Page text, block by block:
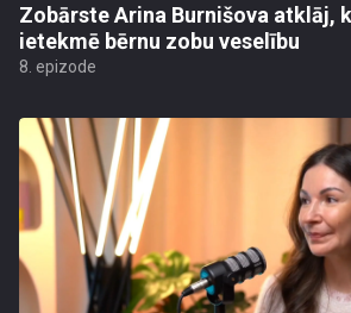
Zobārste Arina Burnišova atklāj,
ietekmē bērnu zobu veselību
8. epizode